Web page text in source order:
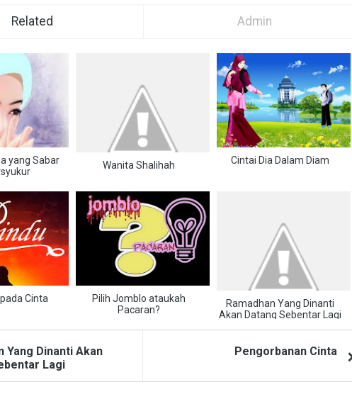
Related Admin
yang Sabar
Wanita Shalihah Cintai Dia Dalam Diam
Cinta
Pilih Jomblo ataukah
Pacaran?
Ramadhan Yang Dinanti
Akan Datang Sebentar Lagi
Yang Dinanti Akan
Lagi
Pengorbanan Cinta